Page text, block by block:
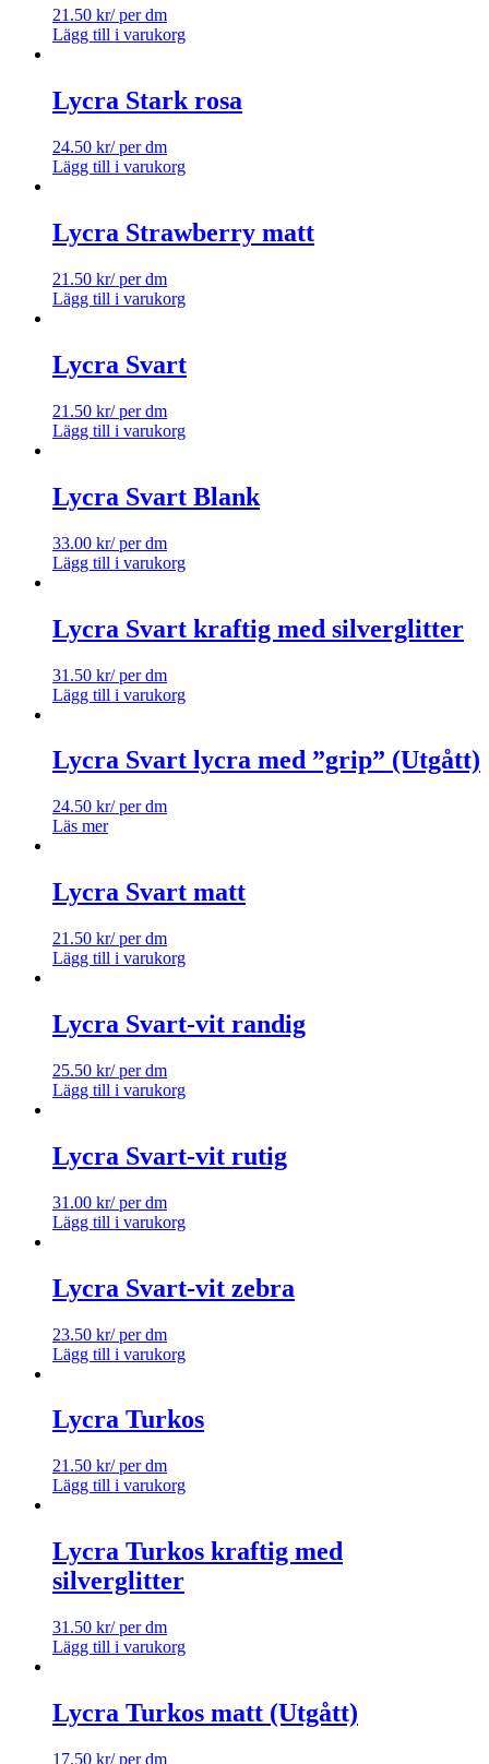
21.50 kr/ per dm
Lägg till i varukorg
Lycra Stark rosa
24.50 kr/ per dm
Lägg till i varukorg
Lycra Strawberry matt
21.50 kr/ per dm
Lägg till i varukorg
Lycra Svart
21.50 kr/ per dm
Lägg till i varukorg
Lycra Svart Blank
33.00 kr/ per dm
Lägg till i varukorg
Lycra Svart kraftig med silverglitter
31.50 kr/ per dm
Lägg till i varukorg
Lycra Svart lycra med ”grip” (Utgått)
24.50 kr/ per dm
Läs mer
Lycra Svart matt
21.50 kr/ per dm
Lägg till i varukorg
Lycra Svart-vit randig
25.50 kr/ per dm
Lägg till i varukorg
Lycra Svart-vit rutig
31.00 kr/ per dm
Lägg till i varukorg
Lycra Svart-vit zebra
23.50 kr/ per dm
Lägg till i varukorg
Lycra Turkos
21.50 kr/ per dm
Lägg till i varukorg
Lycra Turkos kraftig med
silverglitter
31.50 kr/ per dm
Lägg till i varukorg
Lycra Turkos matt (Utgått)
17.50 kr/ per dm